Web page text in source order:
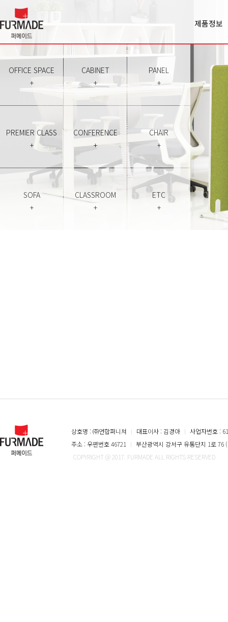
제품정보
Office
Panel
Chair
Sofa
Etc
OFFICE SPACE
+
CABINET
+
PANEL
+
PREMIER CLASS
+
CONFERENCE
+
CHAIR
+
SOFA
+
CLASSROOM
+
ETC
+
상호명 : ㈜연합퍼니쳐 ㅣ 대표이사 : 김경아 ㅣ 사업자번호 :
주소 : 우편번호 46721
ㅣ 부산광역시 강서구 유통단지 1로 76
COPYRIGHT @ 2017. FURMADE ALL RIGHTS RESERVED